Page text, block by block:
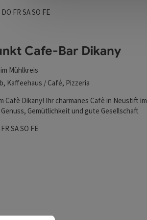
geöffnetgeöffnet
Mittwoch geöffnet
DO Donnerstag geöffnet
FR Freitag geöffnet
SASamstag geöffnet
SO Sonntag geöffnet
FEFeiertag geöffnet
Cafe-Bar Dikany
Mühlkreis
Kaffeehaus / Café, Pizzeria
Cafè Dikany! Ihr charmanes Cafè in Neustift im
Gemütlichkeit und gute Gesellschaft
geöffnet
geöffnet
Donnerstag geöffnet
FR Freitag geöffnet
SASamstag geöffnet
SO Sonntag geöffnet
FEFeiertag geöffnet